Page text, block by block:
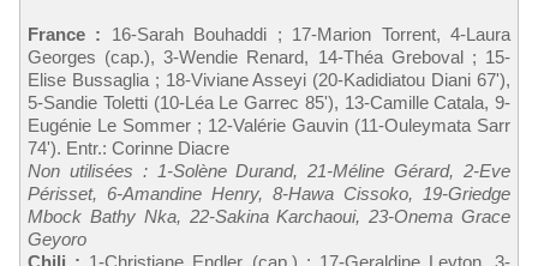
France : 16-Sarah Bouhaddi ; 17-Marion Torrent, 4-Laura
Georges (cap.), 3-Wendie Renard, 14-Théa Greboval ; 15-
Elise Bussaglia ; 18-Viviane Asseyi (20-Kadidiatou Diani 67'),
5-Sandie Toletti (10-Léa Le Garrec 85'), 13-Camille Catala, 9-
Eugénie Le Sommer ; 12-Valérie Gauvin (11-Ouleymata Sarr
74'). Entr.: Corinne Diacre
Non utilisées : 1-Solène Durand, 21-Méline Gérard, 2-Eve
Périsset, 6-Amandine Henry, 8-Hawa Cissoko, 19-Griedge
Mbock Bathy Nka, 22-Sakina Karchaoui, 23-Onema Grace
Geyoro
Chili : 1-Christiane Endler (cap.) ; 17-Geraldine Leyton, 3-